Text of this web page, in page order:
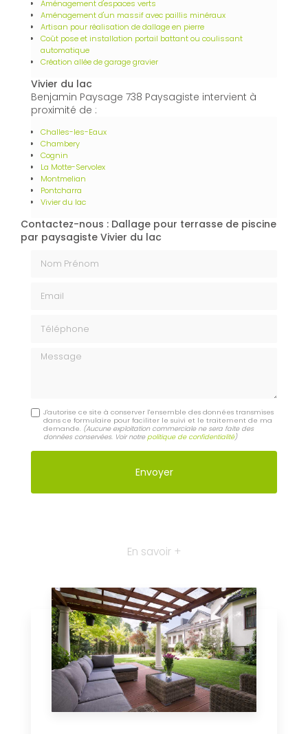
Aménagement d'espaces verts
Aménagement d'un massif avec paillis minéraux
Artisan pour réalisation de dallage en pierre
Coût pose et installation portail battant ou coulissant
automatique
Création allée de garage gravier
Vivier du lac
Benjamin Paysage 738 Paysagiste intervient à
proximité de :
Challes-les-Eaux
Chambery
Cognin
La Motte-Servolex
Montmelian
Pontcharra
Vivier du lac
Contactez-nous : Dallage pour terrasse de piscine
par paysagiste Vivier du lac
Message
J'autorise ce site à conserver l'ensemble des données transmises
dans ce formulaire pour faciliter le suivi et le traitement de ma
demande. (Aucune exploitation commerciale ne sera faite des
données conservées. Voir notrepolitique de confidentialité)
En savoir +